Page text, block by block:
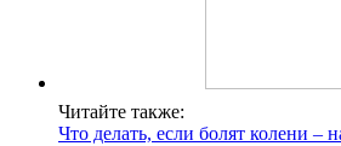
Читайте также:
Что делать, если болят колени –